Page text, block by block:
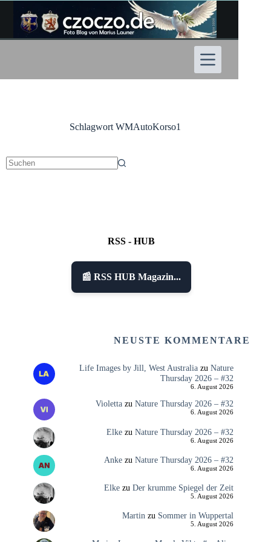
Inhalt
springen
Schlagwort WMAutoKorso1
RSS - HUB
📰 RSS HUB Magazin...
NEUSTE KOMMENTARE
Life Images by Jill, West Australiazu Nature
Thursday 2026 – #32
6. August 2026
Violettazu Nature Thursday 2026 – #32
6. August 2026
Elkezu Nature Thursday 2026 – #32
6. August 2026
Ankezu Nature Thursday 2026 – #32
6. August 2026
Elkezu Der krumme Spiegel der Zeit
5. August 2026
Martin zu Sommer in Wuppertal
5. August 2026